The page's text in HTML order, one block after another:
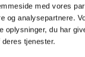
med vores
og analysepartnere.
oplysninger, du har
tjenester.